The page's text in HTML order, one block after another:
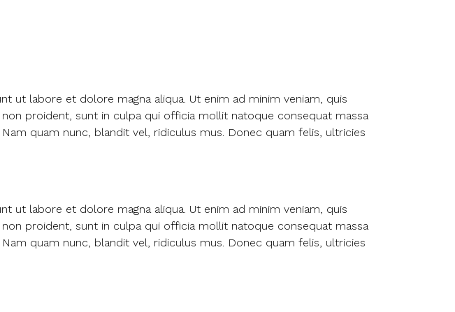
ut labore et dolore magna aliqua. Ut enim ad minim veniam, quis
proident, sunt in culpa qui officia mollit natoque consequat massa
quam nunc, blandit vel, ridiculus mus. Donec quam felis, ultricies
ut labore et dolore magna aliqua. Ut enim ad minim veniam, quis
proident, sunt in culpa qui officia mollit natoque consequat massa
quam nunc, blandit vel, ridiculus mus. Donec quam felis, ultricies